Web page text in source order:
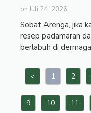
on Juli 24, 2026
Sobat Arenga, jika
resep padamaran
berlabuh di
< 1 2
9 10 11